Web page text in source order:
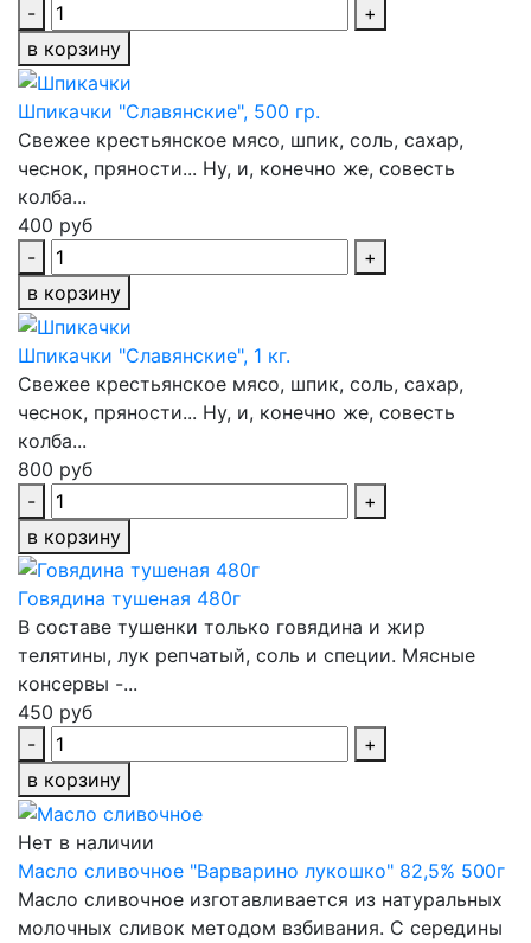
-
+
в корзину
Шпикачки "Славянские", 500 гр.
Свежее крестьянское мясо, шпик, соль, сахар,
чеснок, пряности... Ну, и, конечно же, совесть
колба...
400 руб
-
+
в корзину
Шпикачки "Славянские", 1 кг.
Свежее крестьянское мясо, шпик, соль, сахар,
чеснок, пряности... Ну, и, конечно же, совесть
колба...
800 руб
-
+
в корзину
Говядина тушеная 480г
В составе тушенки только говядина и жир
телятины, лук репчатый, соль и специи. Мясные
консервы -...
450 руб
-
+
в корзину
Нет в наличии
Масло сливочное "Варварино лукошко" 82,5% 500г
Масло сливочное изготавливается из натуральных
молочных сливок методом взбивания. С середины